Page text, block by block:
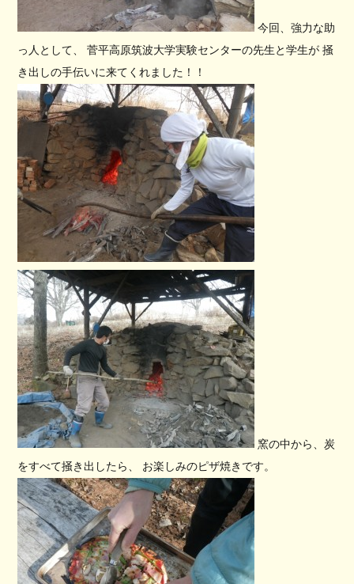
今回、強力な助
っ人として、 菅平高原筑波大学実験センターの先生と学生が 掻
き出しの手伝いに来てくれました！！
窯の中から、炭
をすべて掻き出したら、 お楽しみのピザ焼きです。